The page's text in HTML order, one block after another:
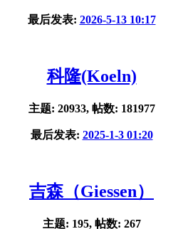
最后发表: 2026-5-13 10:17
科隆(Koeln)
主题: 20933, 帖数: 181977
最后发表: 2025-1-3 01:20
吉森（Giessen）
主题: 195, 帖数: 267